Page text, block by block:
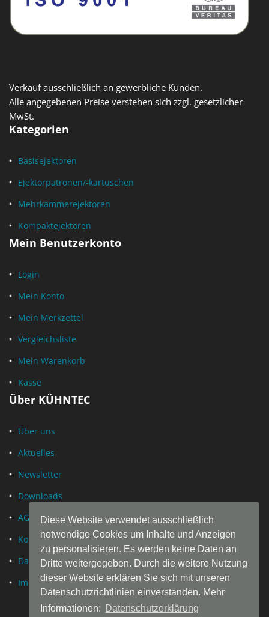
Diese Website verwendet ausschließlich
notwendige Cookies um Inhalte und Anzeigen
zu personalisieren. Es werden keine Daten an
Dritte weitergegeben. Durch die weitere Nutzung
dieser Website erklären Sie sich mit unseren
Datenschutzrichtlinien einverstanden. Mehr
Informationen:
Datenschutzerklärung
Verkauf ausschließlich an gewerbliche Kunden.
Alle angegebenen Preise verstehen sich zzgl. gesetzlicher
MwSt.
Kategorien
Basisejektoren
Ejektorpatronen/-kartuschen
Mehrkammerejektoren
Kompaktejektoren
Mein Benutzerkonto
Login
Mein Konto
Mein Merkzettel
Vergleichsliste
Mein Warenkorb
Kasse
Über KÜHNTEC
Über uns
Aktuelles
Newsletter
Downloads
AGB
Kontakt
Datenschutz
Impressum